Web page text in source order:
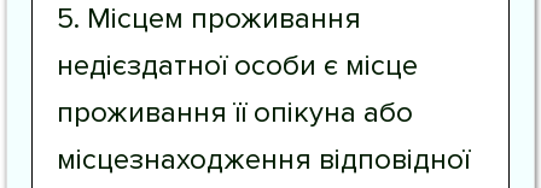
5. Місцем проживання
недієздатної особи є місце
проживання її опікуна або
місцезнаходження відповідної